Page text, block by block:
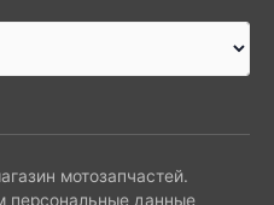
мотозапчастей.
персональные данные